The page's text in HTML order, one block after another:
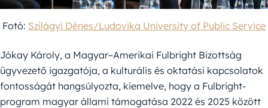
Fotó: Szilágyi Dénes/Ludovika University of Public Service
Jókay Károly, a Magyar–Amerikai Fulbright Bizottság
ügyvezető igazgatója, a kulturális és oktatási kapcsolatok
fontosságát hangsúlyozta, kiemelve, hogy a Fulbright-
program magyar állami támogatása 2022 és 2025 között